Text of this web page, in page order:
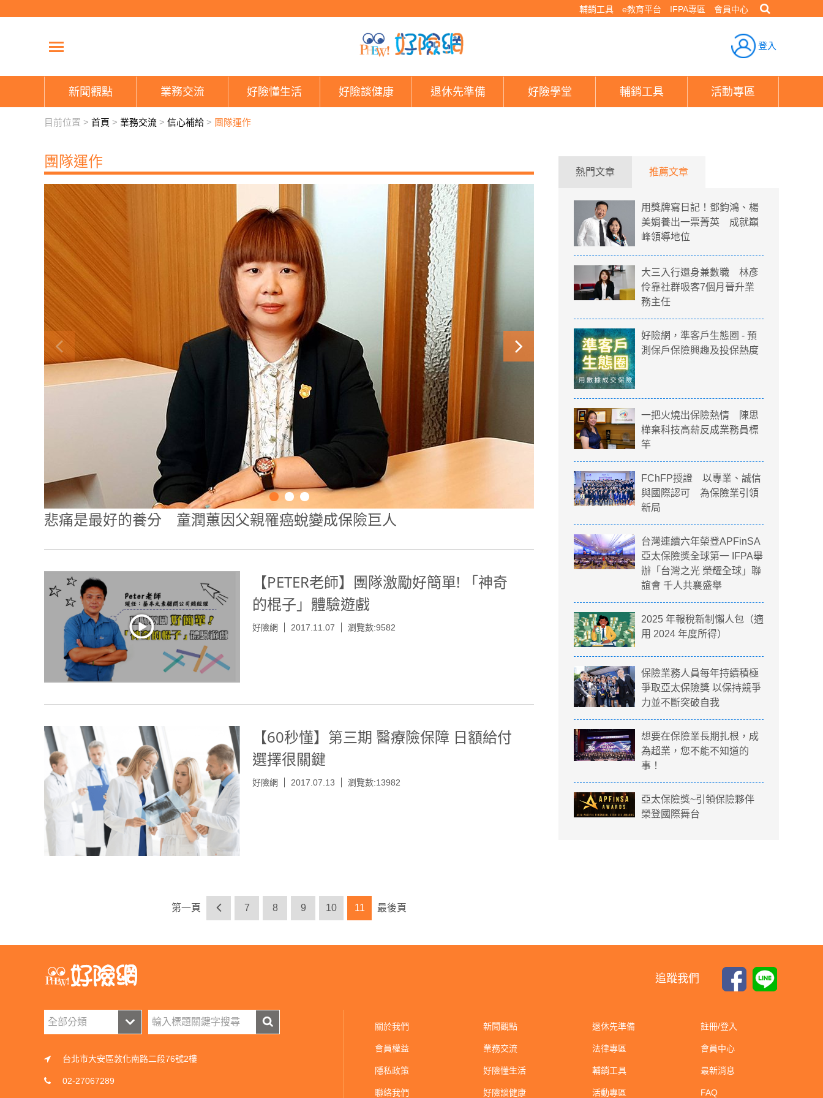
輔銷工具 e教育平台 IFPA專區 會員中心
登入
新聞觀點 業務交流 好險懂生活 好險談健康 退休先準備 好險學堂 輔銷工具 活動專區
目前位置 > 首頁 > 業務交流 > 信心補給 > 團隊運作
團隊運作
悲痛是最好的養分 童潤蕙因父親罹癌蛻變成保險巨人 一把火燒出保險熱情 陳思樺棄科技高薪反
【PETER老師】團隊激勵好簡單! 「神奇
的棍子」體驗遊戲
好險網 2017.11.07 瀏覽數:9582
【60秒懂】第三期 醫療險保障 日額給付
選擇很關鍵
好險網 2017.07.13 瀏覽數:13982
第一頁 7 8 9 10 11 最後頁
熱門文章 推薦文章
用獎牌寫日記！鄧鈞鴻、楊
美娟養出一票菁英 成就巔
峰領導地位
大三入行還身兼數職 林彥
伶靠社群吸客7個月晉升業
務主任
好險網，準客戶生態圈 - 預
測保戶保險興趣及投保熱度
一把火燒出保險熱情 陳思
樺棄科技高薪反成業務員標
竿
FChFP授證 以專業、誠信
與國際認可 為保險業引領
新局
台灣連續六年榮登APFinSA
亞太保險獎全球第一 IFPA舉
辦「台灣之光 榮耀全球」聯
誼會 千人共襄盛舉
2025 年報稅新制懶人包（適
用 2024 年度所得）
保險業務人員每年持續積極
爭取亞太保險獎 以保持競爭
力並不斷突破自我
想要在保險業長期扎根，成
為超業，您不能不知道的
事！
亞太保險獎~引領保險夥伴
榮登國際舞台
追蹤我們
台北市大安區敦化南路二段76號2樓
02-27067289
關於我們
會員權益
隱私政策
聯絡我們
新聞觀點
業務交流
好險懂生活
好險談健康
退休先準備
法律專區
輔銷工具
活動專區
註冊/登入
會員中心
最新消息
FAQ